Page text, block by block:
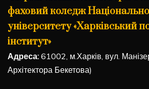
фаховий коледж
університету «Харківський
інститут»
Адреса: 61002, м.Харків, вул.
Архітектора Бекетова)